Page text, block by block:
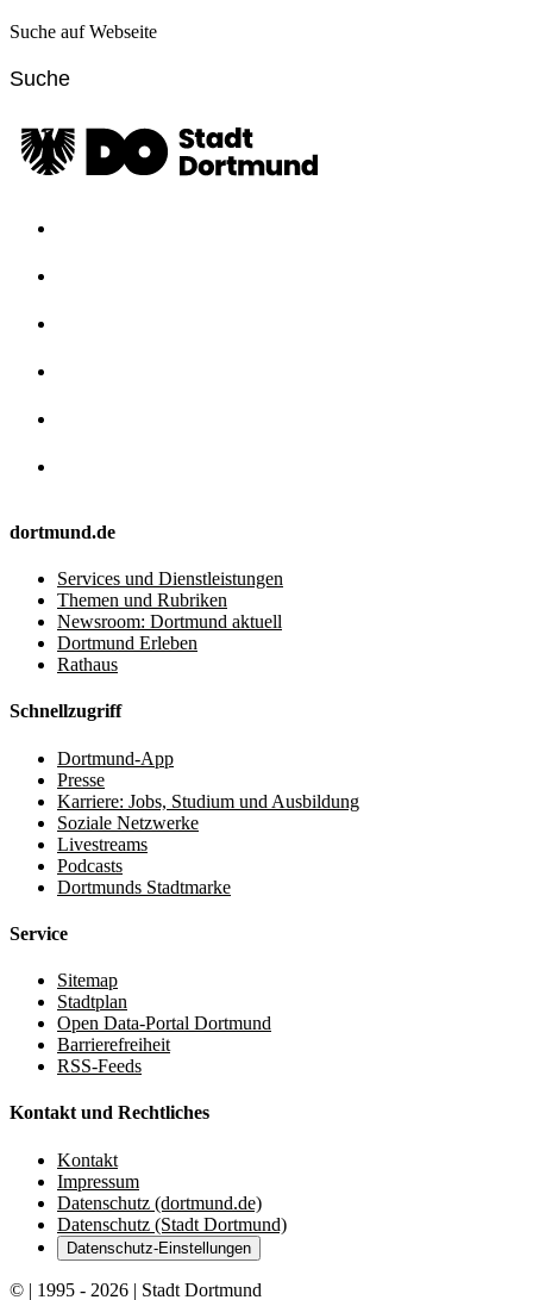
Suche auf Webseite
dortmund.de
Services und Dienstleistungen
Themen und Rubriken
Newsroom: Dortmund aktuell
Dortmund Erleben
Rathaus
Schnellzugriff
Dortmund-App
Presse
Karriere: Jobs, Studium und Ausbildung
Soziale Netzwerke
Livestreams
Podcasts
Dortmunds Stadtmarke
Service
Sitemap
Stadtplan
Open Data-Portal Dortmund
Barrierefreiheit
RSS-Feeds
Kontakt und Rechtliches
Kontakt
Impressum
Datenschutz (dortmund.de)
Datenschutz (Stadt Dortmund)
Datenschutz-Einstellungen
© | 1995 - 2026 | Stadt Dortmund